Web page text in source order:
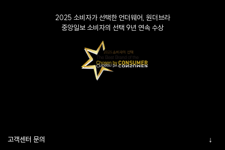
2025 소비자가 선택한 언더웨어, 원더브라
중앙일보 소비자의 선택 9년 연속 수상
고객센터 문의